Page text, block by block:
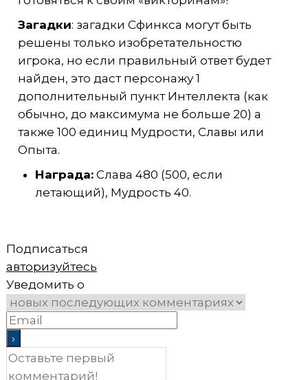
Загадки: загадки Сфинкса могут быть
решены только изобретательностю
игрока, но если правильный ответ будет
найден, это даст персонажу 1
дополнительный пункт Интеллекта (как
обычно, до максимума не больше 20) а
также 100 единиц Мудрости, Славы или
Опыта.
Награда:Слава 480 (500, если
летающий), Мудрость 40.
Подписаться
авторизуйтесь
Уведомить о